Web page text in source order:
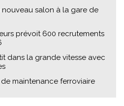
nouveau salon à la gare de
prévoit 600 recrutements
dans la grande vitesse avec
maintenance ferroviaire